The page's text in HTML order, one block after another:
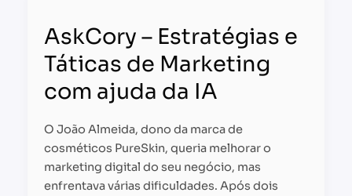
AskCory – Estratégias e
Táticas de Marketing
com ajuda da IA
O João Almeida, dono da marca de
cosméticos PureSkin, queria melhorar o
marketing digital do seu negócio, mas
enfrentava várias dificuldades. Após dois
Estratégias
Táticas
de
com
ajuda
da
IA